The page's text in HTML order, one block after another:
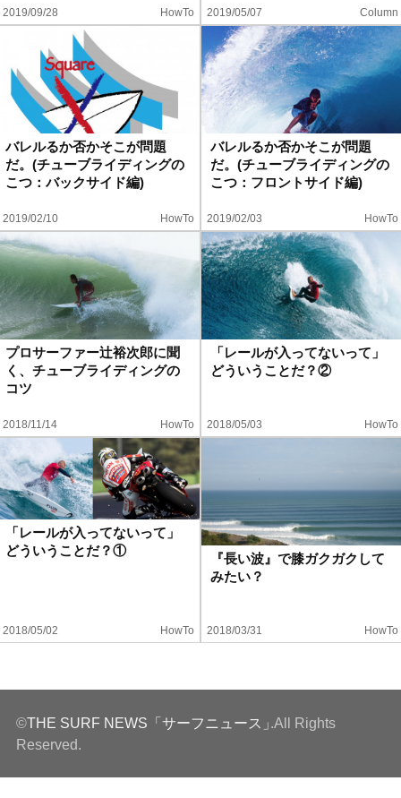
2019/09/28 HowTo 2019/05/07 Column
バレルるか否かそこが問題
だ。(チューブライディングの
こつ：バックサイド編)
2019/02/10 HowTo
バレルるか否かそこが問題
だ。(チューブライディングの
こつ：フロントサイド編)
2019/02/03 HowTo
プロサーファー辻裕次郎に聞
く、チューブライディングの
コツ
2018/11/14 HowTo
「レールが入ってないって」
どういうことだ？②
2018/05/03 HowTo
「レールが入ってないって」
どういうことだ？①
2018/05/02 HowTo
『長い波』で膝ガクガクして
みたい？
2018/03/31 HowTo
©THE SURF NEWS「サーフニュース」.All Rights
Reserved.